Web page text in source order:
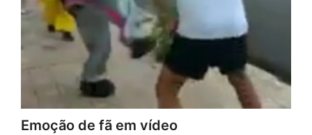
Emoção de fã em vídeo